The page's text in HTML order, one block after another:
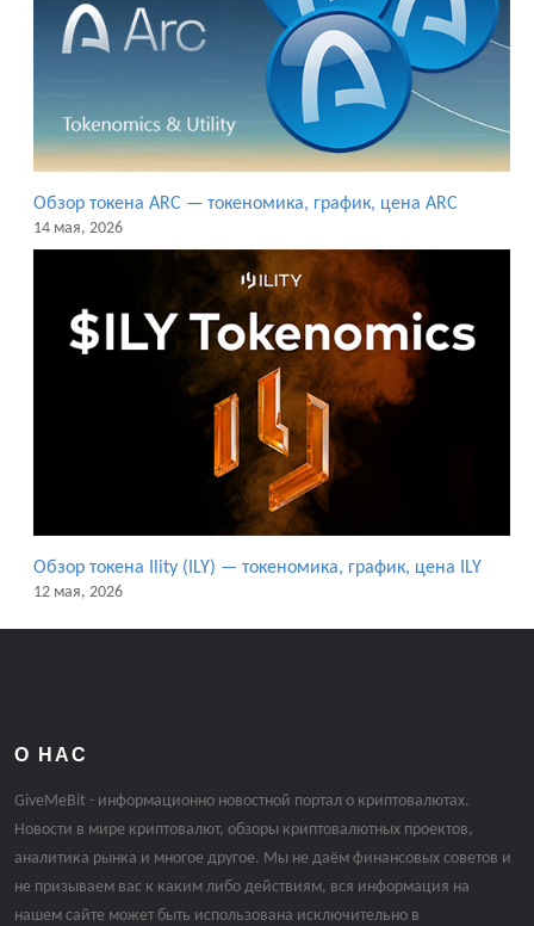
Обзор токена ARC — токеномика, график, цена ARC
14 мая, 2026
Обзор токена Ility (ILY) — токеномика, график, цена ILY
12 мая, 2026
О НАС
GiveMeBit - информационно новостной портал о криптовалютах.
Новости в мире криптовалют, обзоры криптовалютных проектов,
аналитика рынка и многое другое. Мы не даём финансовых советов и
не призываем вас к каким либо действиям, вся информация на
нашем сайте может быть использована исключительно в